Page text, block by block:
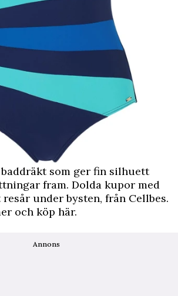
som ger fin silhuett
fram. Dolda kupor med
under bysten, från Cellbes.
och köp här.
Annons